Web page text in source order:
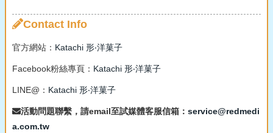
Contact Info
官方網站： Katachi 形‧洋菓子
Facebook粉絲專頁： Katachi 形‧洋菓子
LINE@： Katachi 形‧洋菓子
活動問題聯繫，請email至試媒體客服信箱： service@redmedi
a.com.tw